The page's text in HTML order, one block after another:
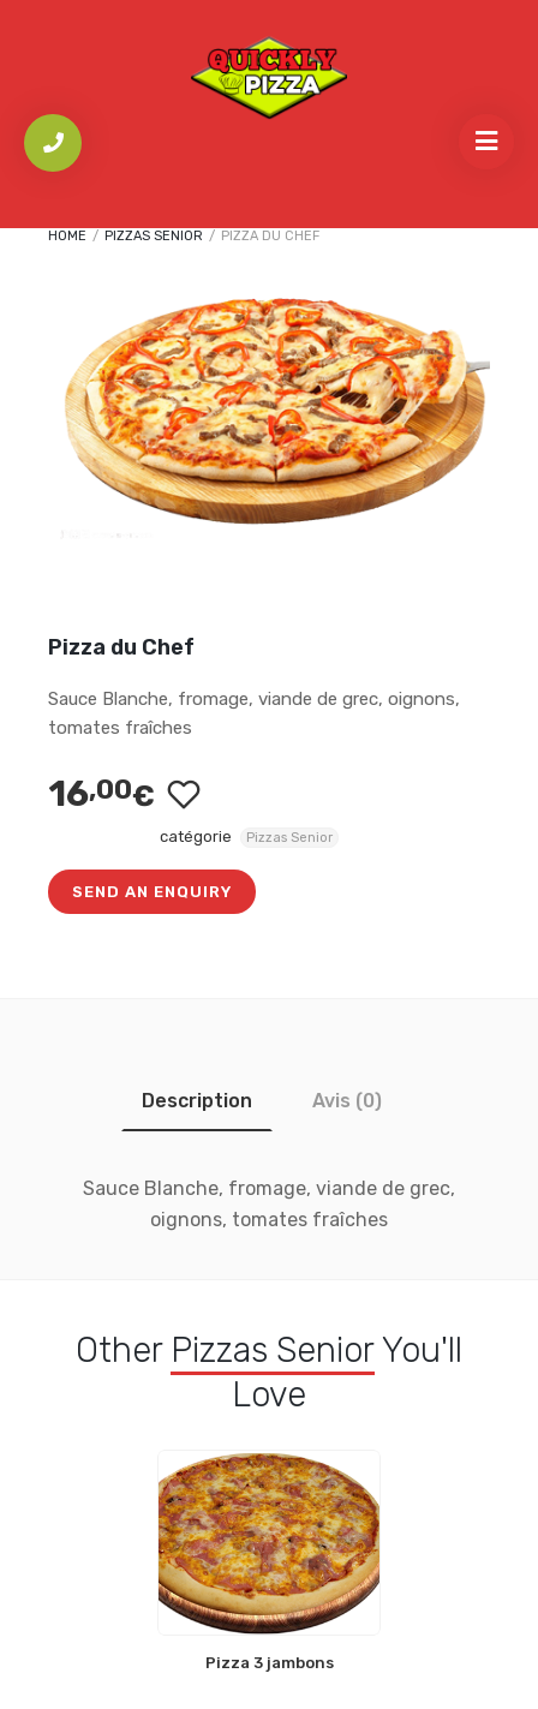
HOME / PIZZAS SENIOR / PIZZA DU CHEF
Pizza du Chef
Sauce Blanche, fromage, viande de grec, oignons,
tomates fraîches
16,00€
catégorie Pizzas Senior
SEND AN ENQUIRY
Description Avis (0)
Sauce Blanche, fromage, viande de grec,
oignons, tomates fraîches
Other Pizzas Senior You'll
Love
Pizza 3 jambons